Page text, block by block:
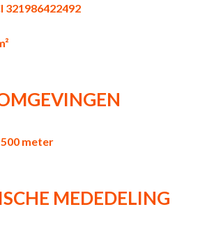
321986422492
500 meter
MEDEDELING